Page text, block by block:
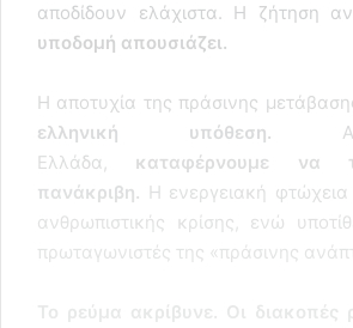
αποδίδουν ελάχιστα. Η ζήτηση
υποδομή απουσιάζει.
Η αποτυχία της πράσινης
ελληνική υπόθεση.
Ελλάδα, καταφέρνουμε να
πανάκριβη. Η ενεργειακή
ανθρωπιστικής κρίσης, ενώ
πρωταγωνιστές της «πράσινης
Το ρεύμα ακρίβυνε. Οι διακοπές